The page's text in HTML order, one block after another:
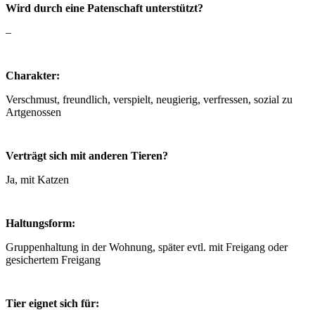
Wird durch eine Patenschaft unterstützt?
–
Charakter:
Verschmust, freundlich, verspielt, neugierig, verfressen, sozial zu
Artgenossen
Verträgt sich mit anderen Tieren?
Ja, mit Katzen
Haltungsform:
Gruppenhaltung in der Wohnung, später evtl. mit Freigang oder
gesichertem Freigang
Tier eignet sich für: